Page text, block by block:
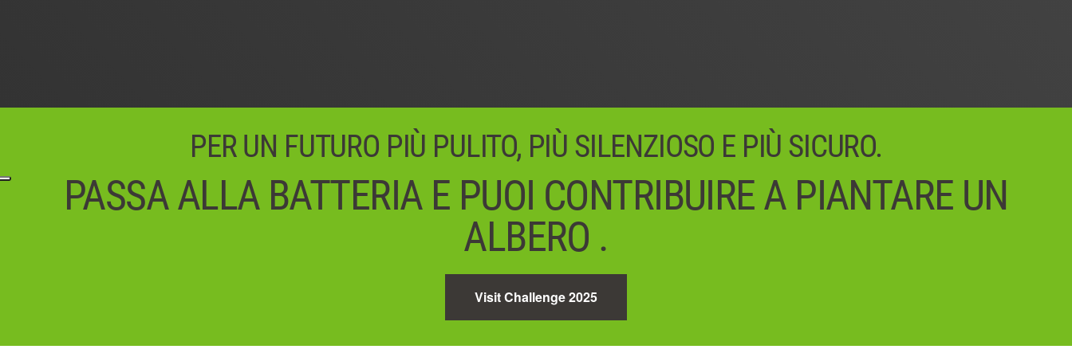
PER UN FUTURO PIÙ PULITO, PIÙ SILENZIOSO E PIÙ SICURO.
PASSA ALLA BATTERIA E PUOI CONTRIBUIRE A PIANTARE UN
ALBERO .
Visit Challenge 2025